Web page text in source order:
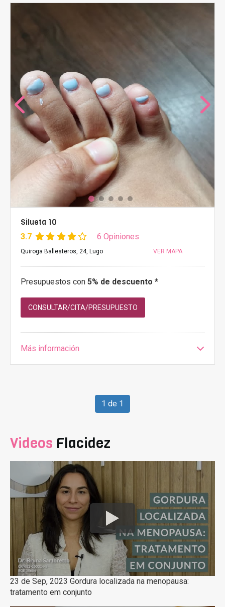
Silueta 10
3.7 6 Opiniones
Quiroga Ballesteros, 24, Lugo VER MAPA
Presupuestos con 5% de descuento *
CONSULTAR/CITA/PRESUPUESTO
Más información
1 de 1
Videos Flacidez
23 de Sep, 2023 Gordura localizada na menopausa:
tratamento em conjunto